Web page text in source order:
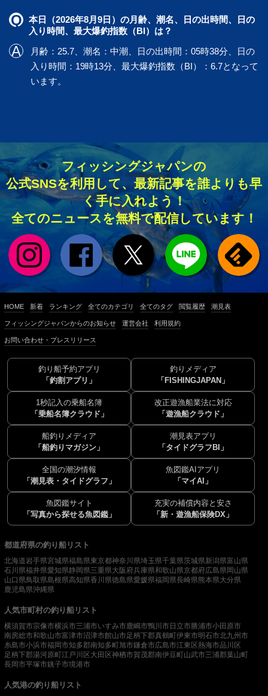
本日（2026年8月9日）の月齢、潮名、日の出時間、日の
入り時間、最大爆釣指数（BI）は？
月齢：25.7、潮名：中潮、日の出時間：05時38分、日の
入り時間：19時13分、最大爆釣指数（BI）：6.7となって
います。
フィッシングジャパンの
公式SNSを利用して、最新記事を誰よりも早
く手に入れよう！
全てのニュースを無料で配信しています！
HOME 新着 ランキング 全てのカテゴリ 全てのタグ 閲覧履歴 潮見表
フィッシングジャパンからのお知らせ 運営会社 利用規約
お問い合わせ・プレスリリース
釣り船予約アプリ
「釣割アプリ」
釣りメディア
「FISHINGJAPAN」
1秒記入の乗船名簿
「乗船名簿クラウド」
改正遊漁船業法に対応
「遊漁船クラウド」
船釣りメディア
「船釣りマガジン」
潮見表アプリ
「タイドグラフBI」
全国の潮汐情報
「潮見表・タイドグラフ」
魚図鑑AIアプリ
「マイAI」
魚図鑑サイト
「写真から探せる魚図鑑」
充実の補償内容と安さ
「新・遊漁船保険DX」
都道府県の釣り船リスト
北海道岩手県宮城県福島県東京都神奈川県埼玉県千葉県茨城県新潟県富山県
石川県福井県愛知県静岡県三重県大阪府兵庫県和歌山県京都府広島県岡山県
山口県鳥取県島根県高知県香川県徳島県愛媛県福岡県長崎県熊本県大分県
鹿児島県沖縄県
人気市町村の釣り船リスト
横須賀市宗像市横浜市三浦市いすみ市鹿嶋市鴨川市 日立市勝浦市小田原市
南房総市和歌山市富津市沼津市館山市足柄下郡真鶴町伊東市明石市北九州市
糸島市小浜市福岡市知多郡南知多町旭市鎌倉市広島市江東区熱海市品川区
足柄下郡湯河原町江戸川区 大田区神栖市賀茂郡南伊豆町山武市三浦郡葉山町
長岡市平塚市銚子市境港市
人気港の釣り船リスト